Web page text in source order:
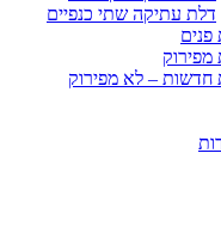
דלת עתיקה שתי כנפיים
פנים
מפירוק
חדשות – לא מפירוק